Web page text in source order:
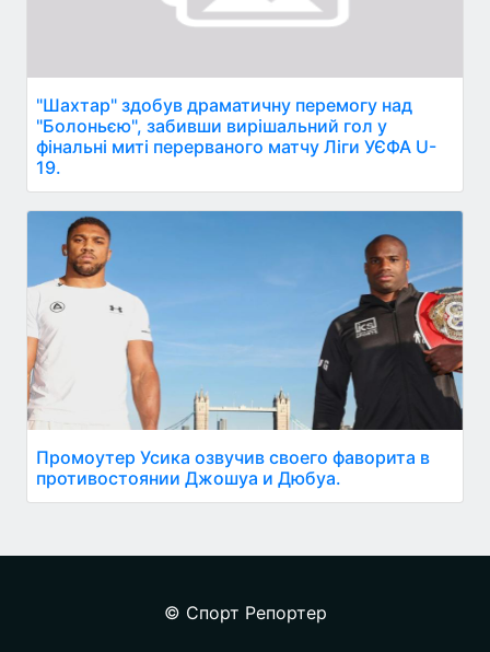
"Шахтар" здобув драматичну перемогу над
"Болоньєю", забивши вирішальний гол у
фінальні миті перерваного матчу Ліги УЄФА U-
19.
Промоутер Усика озвучив своего фаворита в
противостоянии Джошуа и Дюбуа.
© Спорт Репортер